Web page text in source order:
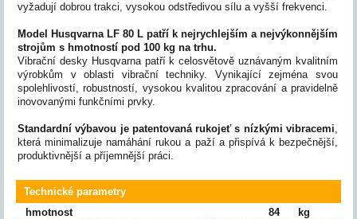
vyžadují dobrou trakci, vysokou odstředivou sílu a vyšší frekvenci.
Model Husqvarna LF 80 L patří k nejrychlejším a nejvýkonnějším
strojům s hmotností pod 100 kg na trhu.
Vibrační desky Husqvarna patří k celosvětově uznávaným kvalitním
výrobkům v oblasti vibrační techniky. Vynikající zejména svou
spolehlivostí, robustností, vysokou kvalitou zpracování a pravidelně
inovovanými funkčními prvky.
Standardní výbavou je patentovaná rukojeť s nízkými vibracemi,
která minimalizuje namáhání rukou a paží a přispívá k bezpečnější,
produktivnější a příjemnější práci.
Technické parametry
hmotnost
84
kg